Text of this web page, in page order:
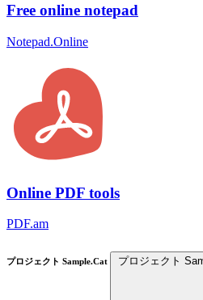
Free online notepad
Notepad.Online
Online PDF tools
PDF.am
プロジェクト Sample.Cat プロジェクト